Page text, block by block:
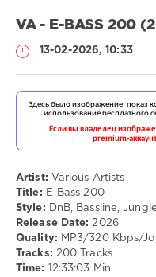
VA - E-BASS 200
13-02-2026, 10:33
55
104
DnB ,
Bassline,
Jungle,
Electro
Artist: Various Artists
Title: E-Bass 200
Style: DnB, Bassline,
Release Date: 2026
Quality: MP3/320 Kbps/
Tracks: 200 Tracks
Time:
12:33:03 Min